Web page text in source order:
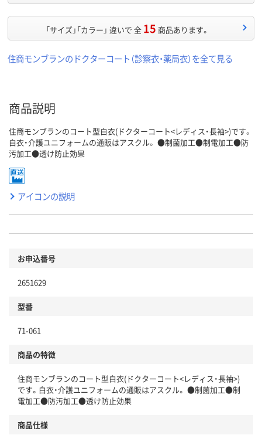
「サイズ」「カラー」 違いで 全 15 商品あります。
住商モンブランのドクターコート（診察衣・薬局衣）を全て見る
商品説明
住商モンブランのコート型白衣(ドクターコート<レディス・長袖>)です。
白衣・介護ユニフォームの通販はアスクル。 ●制菌加工●制電加工●防
汚加工●透け防止効果
アイコンの説明
お申込番号
2651629
型番
71-061
商品の特徴
住商モンブランのコート型白衣(ドクターコート<レディス・長袖>)
です。白衣・介護ユニフォームの通販はアスクル。 ●制菌加工●制
電加工●防汚加工●透け防止効果
商品仕様